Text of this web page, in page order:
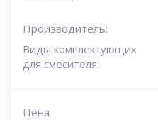
Производитель:
Виды комплектующих
для смесителя:
Цена